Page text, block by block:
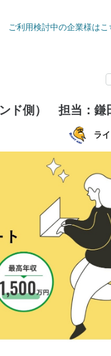
ご利用検討中の企業様はこ
ンド側） 担当：鎌
ラ